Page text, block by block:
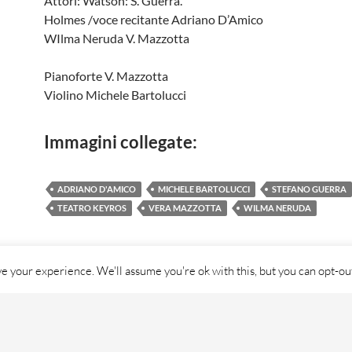
Holmes /voce recitante Adriano D’Amico
WIlma Neruda V. Mazzotta
Pianoforte V. Mazzotta
Violino Michele Bartolucci
Immagini collegate:
ADRIANO D'AMICO MICHELE BARTOLUCCI
STEFANO GUERRA
TEATRO KEYROS
VERA MAZZOTTA WILMA NERUDA
your experience. We'll assume you're ok with this, but you can opt-